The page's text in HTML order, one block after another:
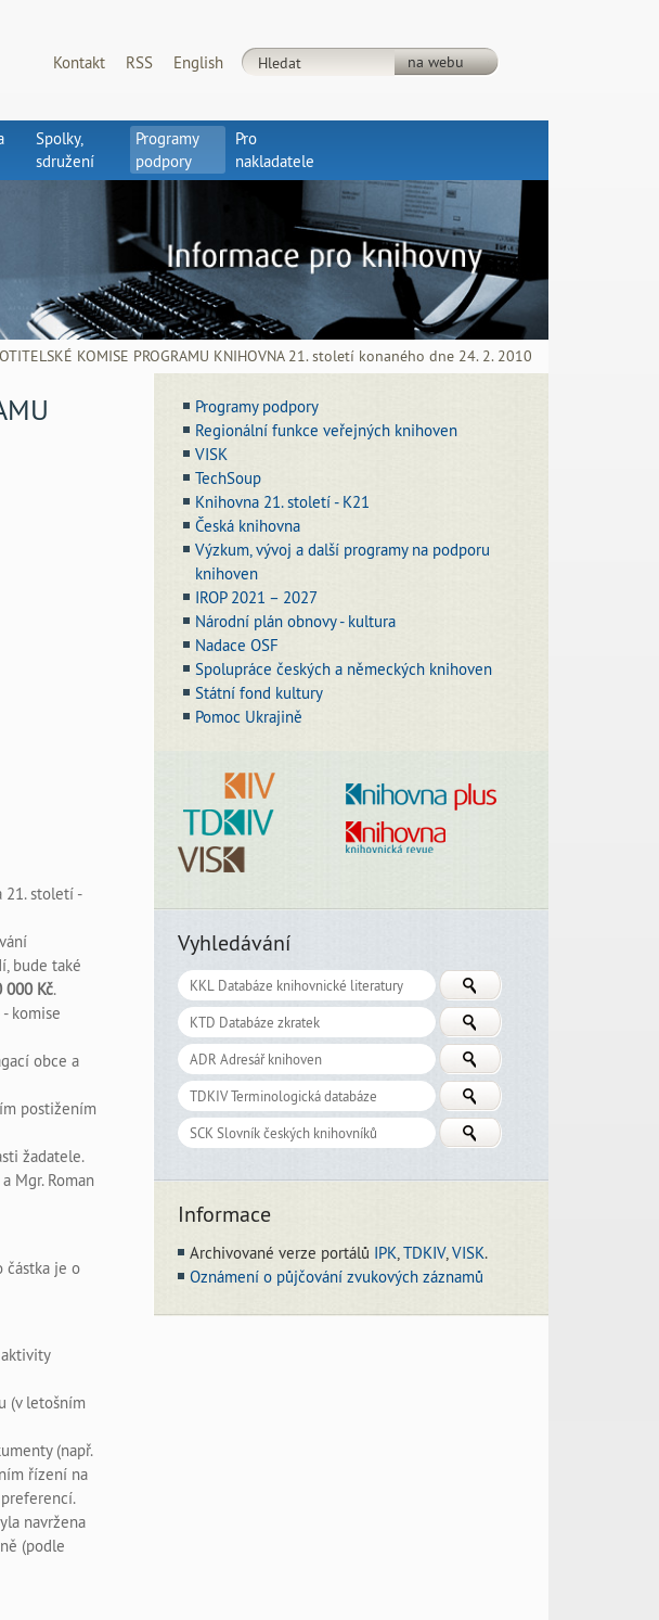
Kontakt RSS English
Spolky,
sdružení
Programy
podpory
Pro
nakladatele
KOMISE PROGRAMU KNIHOVNA 21. století konaného dne 24. 2. 2010
21. století -
bude také
000 Kč.
komise
obce a
postižením
žadatele.
Mgr. Roman
částka je o
(v letošním
(např.
řízení na
navržena
(podle
Programy podpory
Regionální funkce veřejných knihoven
VISK
TechSoup
Knihovna 21. století - K21
Česká knihovna
Výzkum, vývoj a další programy na podporu
knihoven
IROP 2021 – 2027
Národní plán obnovy - kultura
Nadace OSF
Spolupráce českých a německých knihoven
Státní fond kultury
Pomoc Ukrajině
Vyhledávání
Informace
Archivované verze portálů IPK,TDKIV,VISK.
Oznámení o půjčování zvukových záznamů